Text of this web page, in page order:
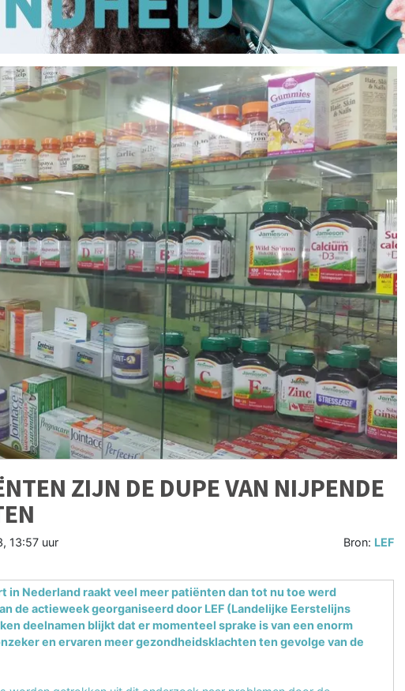
ZIJN DE DUPE VAN NIJPENDE
13:57 uur Bron: LEF
in Nederland raakt veel meer patiënten dan tot nu toe werd
de actieweek georganiseerd door LEF (Landelijke Eerstelijns
deelnamen blijkt dat er momenteel sprake is van een enorm
en ervaren meer gezondheidsklachten ten gevolge van de